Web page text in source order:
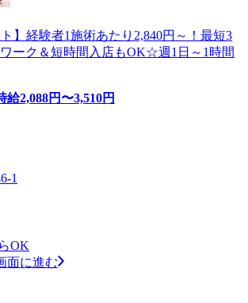
】経験者1施術あたり2,840円～！最短3
ーク＆短時間入店もOK☆週1日～1時間
給2,088円〜3,510円
1
OK
面に進む